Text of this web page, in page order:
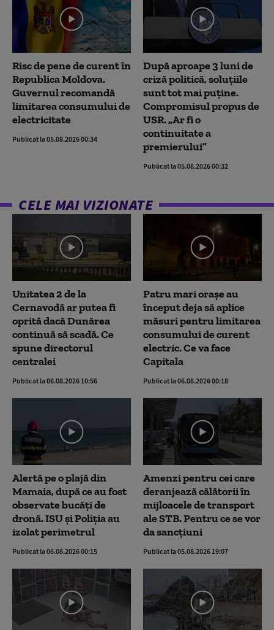
Risc de pene de curent în
Republica Moldova.
Guvernul recomandă
limitarea consumului de
electricitate
Publicat la 05.08.2026 00:34
După aproape 3 luni de
criză politică, soluțiile
sunt tot mai puține.
Compromisul propus de
USR. „Ar fi o
continuitate a
premierului”
Publicat la 05.08.2026 00:32
CELE MAI VIZIONATE
Unitatea 2 de la
Cernavodă ar putea fi
oprită dacă Dunărea
continuă să scadă. Ce
spune directorul
centralei
Publicat la 06.08.2026 10:56
Patru mari orașe au
început deja să aplice
măsuri pentru limitarea
consumului de curent
electric. Ce va face
Capitala
Publicat la 06.08.2026 00:18
Alertă pe o plajă din
Mamaia, după ce au fost
observate bucăți de
dronă. ISU și Poliția au
izolat perimetrul
Publicat la 06.08.2026 00:15
Amenzi pentru cei care
deranjează călătorii în
mijloacele de transport
ale STB. Pentru ce se vor
da sancțiuni
Publicat la 05.08.2026 19:07